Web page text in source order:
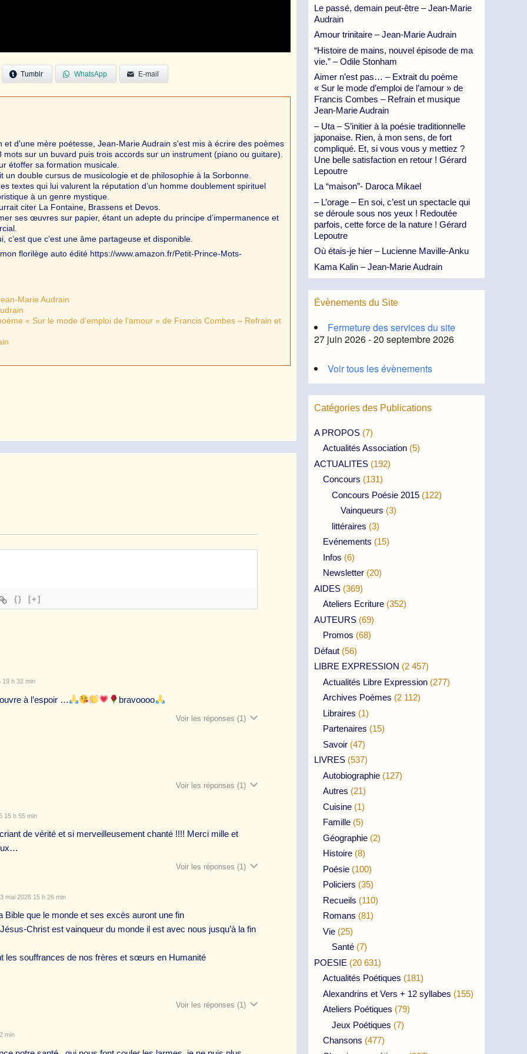
Tumblr WhatsApp E-mail
d'une mère poétesse, Jean-Marie Audrain s'est mis à écrire des poèmes
sur un buvard puis trois accords sur un instrument (piano ou guitare).
étoffer sa formation musicale.
double cursus de musicologie et de philosophie à la Sorbonne.
textes qui lui valurent la réputation d’un homme doublement spirituel
à un genre mystique.
citer La Fontaine, Brassens et Devos.
ses œuvres sur papier, étant un adepte du principe d’impermanence et
c’est que c’est une âme partageuse et disponible.
florilège auto édité https://www.amazon.fr/Petit-Prince-Mots-
Marie Audrain
« Sur le mode d’emploi de l’amour » de Francis Combes – Refrain et
{} [+]
h 32 min
à l’espoir … bravoooo
Voir les réponses (1)
Voir les réponses (1)
15 h 55 min
de vérité et si merveilleusement chanté !!!! Merci mille et
Voir les réponses (1)
mai 2026 15 h 26 min
Bible que le monde et ses excès auront une fin
Christ est vainqueur du monde il est avec nous jusqu’à la fin
les souffrances de nos frères et sœurs en Humanité
Voir les réponses (1)
min
Le passé, demain peut-être – Jean-Marie
Audrain
Amour trinitaire – Jean-Marie Audrain
“Histoire de mains, nouvel épisode de ma
vie.” – Odile Stonham
Aimer n’est pas… – Extrait du poème
« Sur le mode d’emploi de l’amour » de
Francis Combes – Refrain et musique
Jean-Marie Audrain
– Uta – S’initier à la poésie traditionnelle
japonaise. Rien, à mon sens, de fort
compliqué. Et, si vous vous y mettiez ?
Une belle satisfaction en retour ! Gérard
Lepoutre
La “maison”- Daroca Mikael
– L’orage – En soi, c’est un spectacle qui
se déroule sous nos yeux ! Redoutée
parfois, cette force de la nature ! Gérard
Lepoutre
Où étais-je hier – Lucienne Maville-Anku
Kama Kalin – Jean-Marie Audrain
Évènements du Site
Fermeture des services du site
27 juin 2026 - 20 septembre 2026
Voir tous les évènements
Catégories des Publications
A PROPOS (7)
Actualités Association (5)
ACTUALITES (192)
Concours (131)
Concours Poésie 2015 (122)
Vainqueurs (3)
littéraires (3)
Evénements (15)
Infos (6)
Newsletter (20)
AIDES (369)
Ateliers Ecriture (352)
AUTEURS (69)
Promos (68)
Défaut (56)
LIBRE EXPRESSION (2 457)
Actualités Libre Expression (277)
Archives Poèmes (2 112)
Libraires (1)
Partenaires (15)
Savoir (47)
LIVRES (537)
Autobiographie (127)
Autres (21)
Cuisine (1)
Famille (5)
Géographie (2)
Histoire (8)
Poésie (100)
Policiers (35)
Recueils (110)
Romans (81)
Vie (25)
Santé (7)
POESIE (20 631)
Actualités Poétiques (181)
Alexandrins et Vers + 12 syllabes (155)
Ateliers Poétiques (79)
Jeux Poétiques (7)
Chansons (477)